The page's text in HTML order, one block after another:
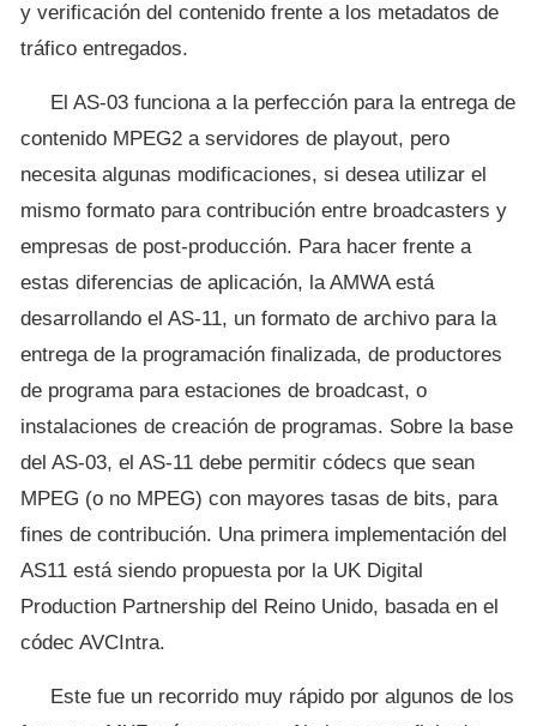
y verificación del contenido frente a los metadatos de
tráfico entregados.
El AS-03 funciona a la perfección para la entrega de
contenido MPEG2 a servidores de playout, pero
necesita algunas modificaciones, si desea utilizar el
mismo formato para contribución entre broadcasters y
empresas de post-producción. Para hacer frente a
estas diferencias de aplicación, la AMWA está
desarrollando el AS-11, un formato de archivo para la
entrega de la programación finalizada, de productores
de programa para estaciones de broadcast, o
instalaciones de creación de programas. Sobre la base
del AS-03, el AS-11 debe permitir códecs que sean
MPEG (o no MPEG) con mayores tasas de bits, para
fines de contribución. Una primera implementación del
AS11 está siendo propuesta por la UK Digital
Production Partnership del Reino Unido, basada en el
códec AVCIntra.
Este fue un recorrido muy rápido por algunos de los